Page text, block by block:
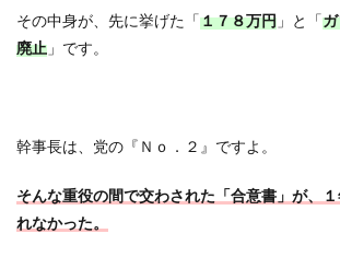
その中身が、先に挙げた「１７８万円 」と「
廃止 」です。
幹事長は、党の『Ｎｏ．２』ですよ。
そんな重役の間で交わされた「合意書」が、
れなかった。